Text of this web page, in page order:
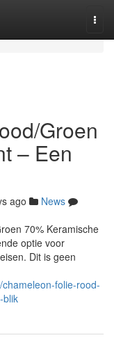
Groen
– Een
ago
News
70% Keramische
optie voor
Dit is geen
folie-rood-
blik